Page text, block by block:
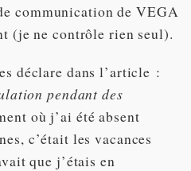
communication de VEGA
(je ne contrôle rien seul).
déclare dans l’article :
pendant des
où j’ai été absent
c’était les vacances
que j’étais en